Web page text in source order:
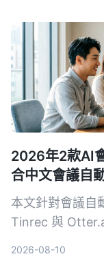
2026年2款AI
合中文會議自
本文針對會議自
Tinrec 與
2026-08-10